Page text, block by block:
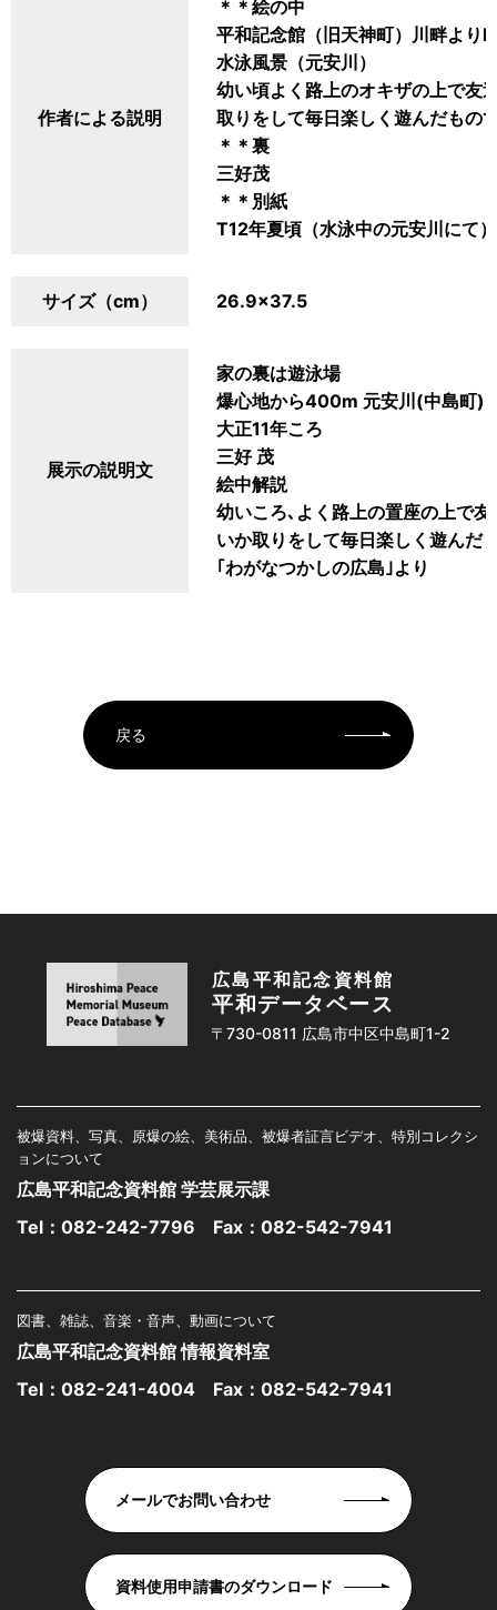
作者による説明
＊＊絵の中
平和記念館（旧天神町）川畔より
水泳風景（元安川）
幼い頃よく路上のオキザの上で友
取りをして毎日楽しく遊んだもの
＊＊裏
三好茂
＊＊別紙
T12年夏頃（水泳中の元安川にて
サイズ（cm） 26.9×37.5
展示の説明文
家の裏は遊泳場
爆心地から400m 元安川(中島町)
大正11年ころ
三好 茂
絵中解説
幼いころ､よく路上の置座の上で
いか取りをして毎日楽しく遊んだ
｢わがなつかしの広島｣より
戻る
広島平和記念資料館
平和データベース
〒730-0811 広島市中区中島町1-2
被爆資料、写真、原爆の絵、美術品、被爆者証言ビデオ、特別コレクシ
ョンについて
広島平和記念資料館 学芸展示課
Tel： 082-242-7796 Fax：082-542-7941
図書、雑誌、音楽・音声、動画について
広島平和記念資料館 情報資料室
Tel： 082-241-4004 Fax：082-542-7941
メールでお問い合わせ
資料使用申請書のダウンロード